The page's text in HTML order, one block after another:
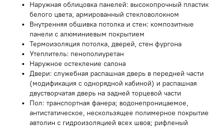
Наружная облицовка панелей: высокопрочный пластик
белого цвета, армированный стекловолокном
Внутренняя обшивка потолка и стен: композитные
панели с алюминиевым покрытием
Термоизоляция потолка, дверей, стен фургона
Утеплитель: пенополиуретан
Наружное остекление салона
Двери: служебная распашная дверь в передней части
(модификация с однорядной кабиной) и распашная
двустворчатая дверь на задней торцевой части
Пол: транспортная фанера; водонепроницаемое,
антистатическое, нескользящее полимерное покрытие
автолин с гидроизоляцией всех швов; рифленый